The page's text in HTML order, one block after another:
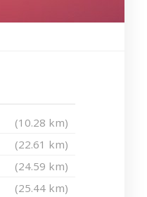
(10.28 km)
(22.61 km)
(24.59 km)
(25.44 km)